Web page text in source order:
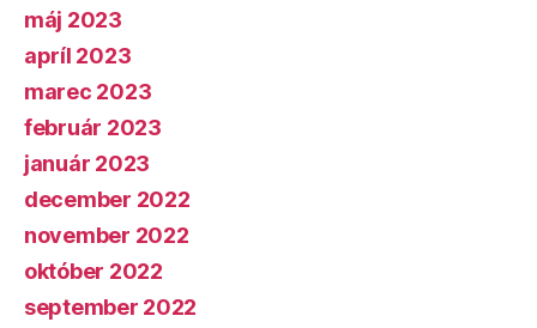
máj 2023
apríl 2023
marec 2023
február 2023
január 2023
december 2022
november 2022
október 2022
september 2022